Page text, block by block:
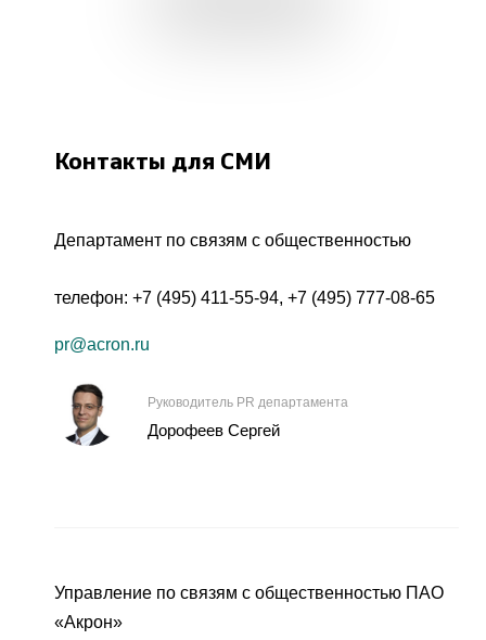
Контакты для СМИ
Департамент по связям с общественностью
телефон: +7 (495) 411-55-94, +7 (495) 777-08-65
pr@acron.ru
Руководитель PR департамента
Дорофеев Сергей
Управление по связям с общественностью ПАО
«Акрон»